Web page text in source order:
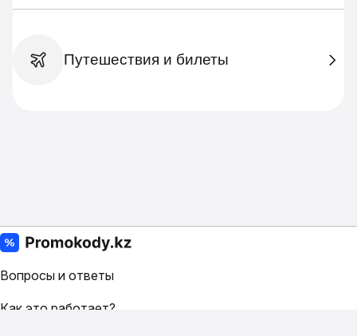
Путешествия и билеты
Вопросы и ответы
Как это работает?